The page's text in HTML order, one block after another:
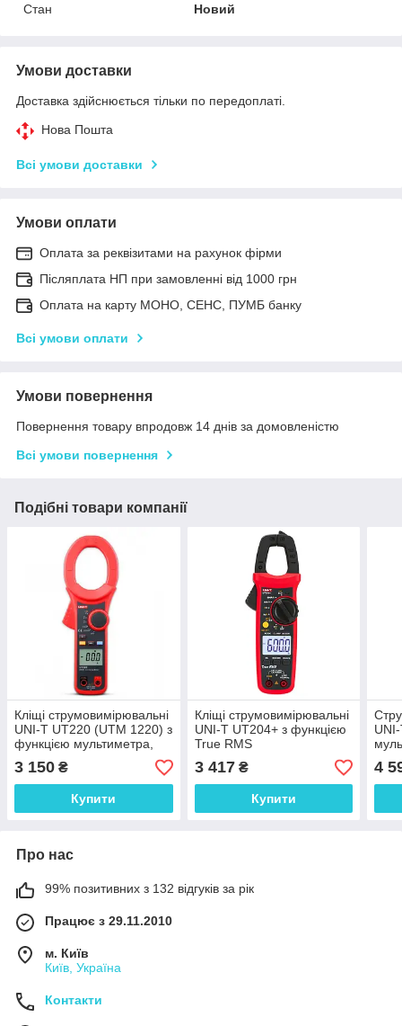
Стан
Новий
Умови доставки
Доставка здійснюється тільки по передоплаті.
Нова Пошта
Всі умови доставки
Умови оплати
Оплата за реквізитами на рахунок фірми
Післяплата НП при замовленні від 1000 грн
Оплата на карту МОНО, СЕНС, ПУМБ банку
Всі умови оплати
Умови повернення
Повернення товару впродовж 14 днів за домовленістю
Всі умови повернення
Подібні товари компанії
Кліщі струмовимірювальні
UNI-T UT220 (UTM 1220) з
функцією мультиметра,
AC до 2000А
3 150 ₴
Купити
Кліщі струмовимірювальні
UNI-T UT204+ з функцією
True RMS
3 417₴
Купити
4
Про нас
99% позитивних з 132 відгуків за рік
Працює з 29.11.2010
м. Київ
Київ, Україна
Контакти